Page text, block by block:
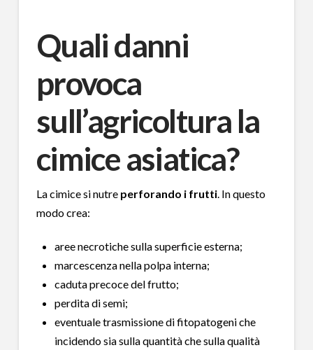
Quali danni
provoca
sull’agricoltura la
cimice asiatica?
La cimice si nutre perforando i frutti. In questo
modo crea:
aree necrotiche sulla superficie esterna;
marcescenza nella polpa interna;
caduta precoce del frutto;
perdita di semi;
eventuale trasmissione di fitopatogeni che
incidendo sia sulla quantità che sulla qualità